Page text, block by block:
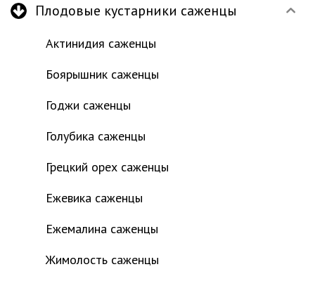
Плодовые кустарники саженцы
Актинидия саженцы
Боярышник саженцы
Годжи саженцы
Голубика саженцы
Грецкий орех саженцы
Ежевика саженцы
Ежемалина саженцы
Жимолость саженцы